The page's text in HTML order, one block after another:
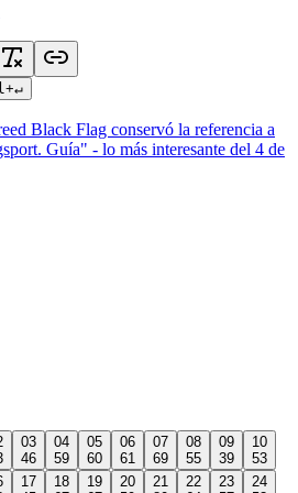
+↵
Black Flag conservó la referencia a
Guía" - lo más interesante del 4 de
03
46
04
59
05
60
06
61
07
69
08
55
09
39
10
53
17
18
19
20
21
22
23
24